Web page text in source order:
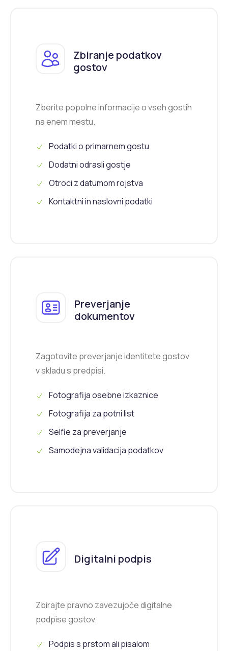
Zbiranje podatkov
gostov
Zberite popolne informacije o vseh gostih
na enem mestu.
Podatki o primarnem gostu
Dodatni odrasli gostje
Otroci z datumom rojstva
Kontaktni in naslovni podatki
Preverjanje
dokumentov
Zagotovite preverjanje identitete gostov
v skladu s predpisi.
Fotografija osebne izkaznice
Fotografija za potni list
Selfie za preverjanje
Samodejna validacija podatkov
Digitalni podpis
Zbirajte pravno zavezujoče digitalne
podpise gostov.
Podpis s prstom ali pisalom